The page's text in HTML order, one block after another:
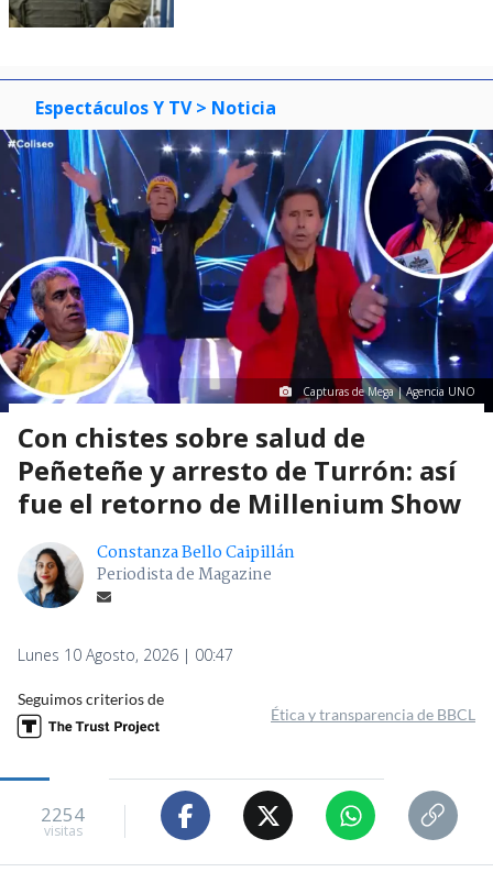
Espectáculos Y TV > Noticia
Capturas de Mega | Agencia UNO
Con chistes sobre salud de
Peñeteñe y arresto de Turrón: así
fue el retorno de Millenium Show
Constanza Bello Caipillán
Periodista de Magazine
Lunes 10 Agosto, 2026 | 00:47
Seguimos criterios de
Ética y transparencia de BBCL
2254
visitas